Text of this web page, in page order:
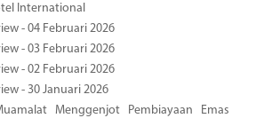
International
- 04 Februari 2026
- 03 Februari 2026
- 02 Februari 2026
- 30 Januari 2026
Menggenjot Pembiayaan Emas